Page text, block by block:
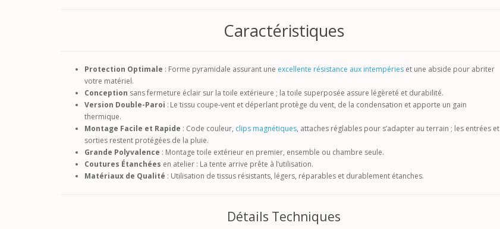
Caractéristiques
Protection Optimale : Forme pyramidale assurant une excellente résistance aux intempéries et une abside pour abriter
votre matériel.
Conception sans fermeture éclair sur la toile extérieure ; la toile superposée assure légèreté et durabilité.
Version Double-Paroi : Le tissu coupe-vent et déperlant protège du vent, de la condensation et apporte un gain
thermique.
Montage Facile et Rapide : Code couleur, clips magnétiques, attaches réglables pour s’adapter au terrain ; les entrées et
sorties restent protégées de la pluie.
Grande Polyvalence : Montage toile extérieur en premier, ensemble ou chambre seule.
Coutures Étanchées en atelier : La tente arrive prête à l’utilisation.
Matériaux de Qualité : Utilisation de tissus résistants, légers, réparables et durablement étanches.
Détails Techniques